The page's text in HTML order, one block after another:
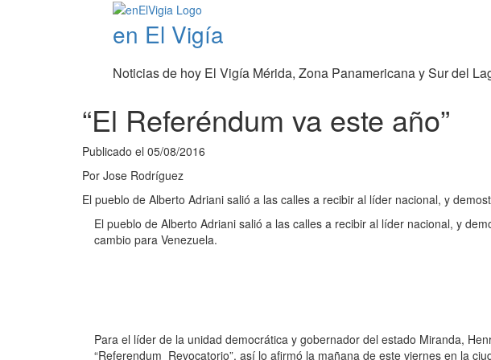
en El Vigía
Noticias de hoy El Vigía Mérida, Zona Panamericana y Sur del
“El Referéndum va este año”
Publicado el 05/08/2016
Por Jose Rodríguez
El pueblo de Alberto Adriani salió a las calles a recibir al líder nacional, y
El pueblo de Alberto Adriani salió a las calles a recibir al líder nacional, y
cambio para Venezuela.
Para el líder de la unidad democrática y gobernador del estado Miranda,
“Referendum Revocatorio”, así lo afirmó la mañana de este viernes en la